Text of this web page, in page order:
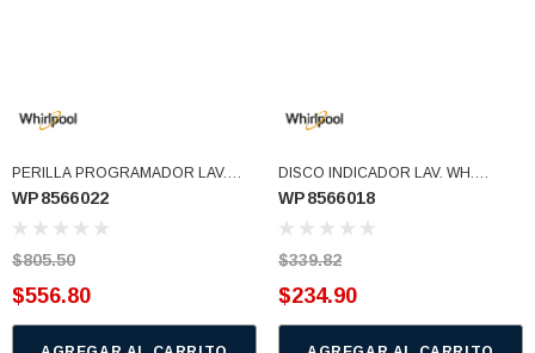
PERILLA PROGRAMADOR LAV.
WH. 8566022 WP8566022REX
(WP8566022)
WP8566022
$805.50
$556.80
DISCO INDICADOR LAV. WH.
8566018 (WP8566018)
WP8566018
$339.82
$234.90